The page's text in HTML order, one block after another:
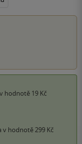
v hodnotě 19 Kč
v hodnotě 299 Kč